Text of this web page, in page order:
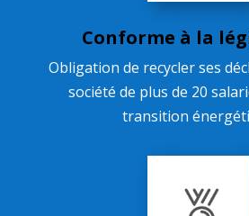
Conforme à la
Obligation de recycler ses
société de plus de 20
transition